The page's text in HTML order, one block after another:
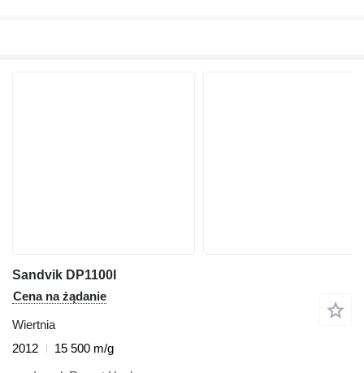
Sandvik DP1100I
Cena na żądanie
Wiertnia
2012
15 500 m/g